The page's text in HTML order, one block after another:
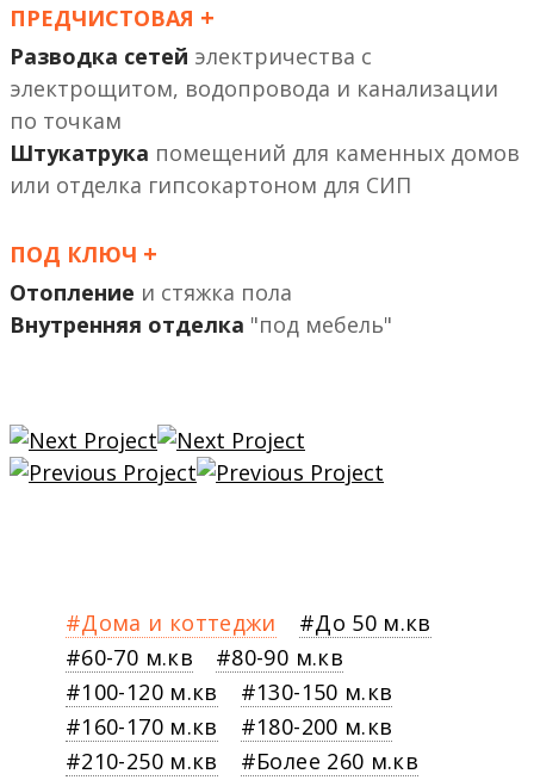
ПРЕДЧИСТОВАЯ +
Разводка сетей электричества с
электрощитом, водопровода и канализации
по точкам
Штукатрука помещений
или отделка гипсокартоном
ПОД КЛЮЧ +
Отопление и стяжка пола
Внутренняя отделка "под мебель"
Дома и коттеджи
До 50 м.кв
60-70 м.кв
80-90 м.кв
100-120 м.кв
130-150 м.кв
160-170 м.кв
180-200 м.кв
210-250 м.кв
Более 260 м.кв